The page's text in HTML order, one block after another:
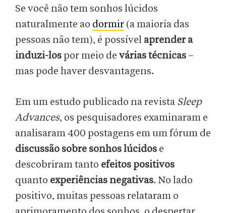
Se você não tem sonhos lúcidos
naturalmente ao dormir (a maioria das
pessoas não tem), é possível aprender a
induzi-los por meio de várias técnicas –
mas pode haver desvantagens.
Em um estudo publicado na revista Sleep
Advances, os pesquisadores examinaram e
analisaram 400 postagens em um fórum de
discussão sobre sonhos lúcidos e
descobriram tanto efeitos positivos
quanto experiências negativas. No lado
positivo, muitas pessoas relataram o